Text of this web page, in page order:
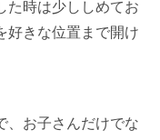
た時は少ししめてお
好きな位置まで開け
、お子さんだけでな